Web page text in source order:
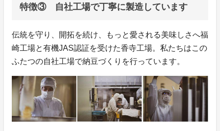
特徴③ 自社工場で丁寧に製造しています
伝統を守り、開拓を続け、もっと愛される美味しさへ福
崎工場と有機JAS認証を受けた香寺工場。私たちはこの
ふたつの自社工場で納豆づくりを行っています。